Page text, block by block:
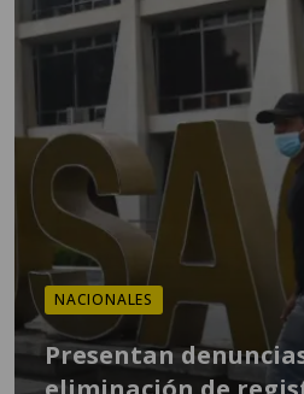
NACIONALES
Presentan